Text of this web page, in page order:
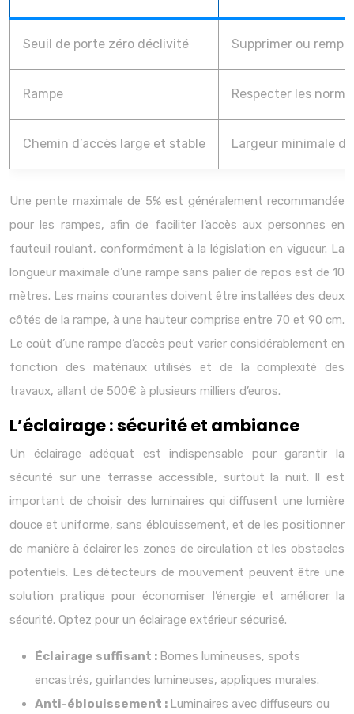
Seuil de porte zéro déclivité Supprimer ou
Rampe Respecter les
Chemin d’accès large et stable Largeur minimale
Une pente maximale de 5% est généralement recommandée
pour les rampes, afin de faciliter l’accès aux personnes en
fauteuil roulant, conformément à la législation en vigueur. La
longueur maximale d’une rampe sans palier de repos est de 10
mètres. Les mains courantes doivent être installées des deux
côtés de la rampe, à une hauteur comprise entre 70 et 90 cm.
Le coût d’une rampe d’accès peut varier considérablement en
fonction des matériaux utilisés et de la complexité des
travaux, allant de 500€ à plusieurs milliers d’euros.
L’éclairage : sécurité et ambiance
Un éclairage adéquat est indispensable pour garantir la
sécurité sur une terrasse accessible, surtout la nuit. Il est
important de choisir des luminaires qui diffusent une lumière
douce et uniforme, sans éblouissement, et de les positionner
de manière à éclairer les zones de circulation et les obstacles
potentiels. Les détecteurs de mouvement peuvent être une
solution pratique pour économiser l’énergie et améliorer la
sécurité. Optez pour un éclairage extérieur sécurisé.
Éclairage suffisant : Bornes lumineuses, spots
encastrés, guirlandes lumineuses, appliques murales.
Anti-éblouissement : Luminaires avec diffuseurs ou